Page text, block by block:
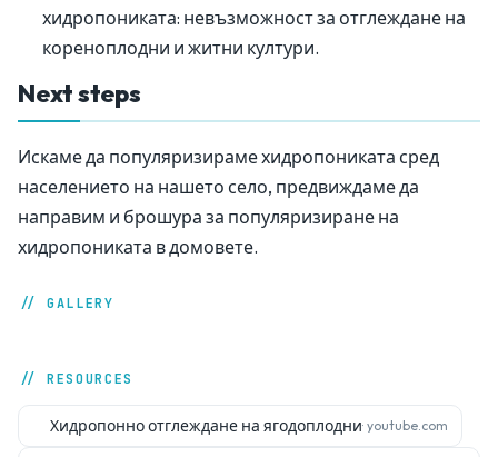
хидропониката: невъзможност за отглеждане на
кореноплодни и житни култури.
Next steps
Искаме да популяризираме хидропониката сред
населението на нашето село, предвиждаме да
направим и брошура за популяризиране на
хидропониката в домовете.
// GALLERY
// RESOURCES
Хидропонно отглеждане на ягодоплодни· youtube.com